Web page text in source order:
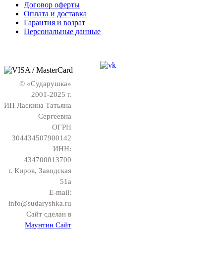
Договор оферты
Оплата и доставка
Гарантия и возрат
Персональные данные
© «Сударушка»
2001-2025 г.
ИП Ласкина Татьяна
Сергеевна
ОГРН
304434507900142
ИНН:
434700013700
г. Киров, Заводская
51а
E-mail:
info@sudaryshka.ru
Сайт сделан в
Маунтин Сайт